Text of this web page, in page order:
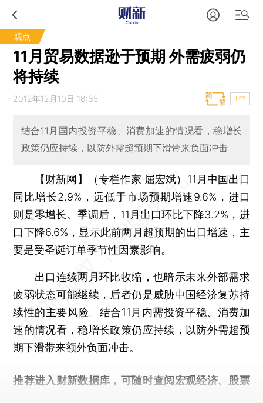
观点
11月贸易数据逊于预期 外需疲弱仍
将持续
2012年12月10日 18:35 T中
结合11月国内投资平稳、消费加速的情况看，稳增长
政策仍应持续，以防外需超预期下滑带来负面冲击
【财新网】（专栏作家 屈宏斌） 11月中国出口
同比增长2.9%，远低于市场预期增速9.6%，进口
则是零增长。季调后，11月出口环比下降3.2%，进
口下降6.6%，显示此前两月超预期的出口增速，主
要是受圣诞订单季节性因素影响。
出口连续两月环比收缩，也暗示未来外部需求
疲弱状态可能继续，后者仍是威胁中国经济复苏持
续性的主要风险。结合11月内需投资平稳、消费加
速的情况看，稳增长政策仍应持续，以防外需超预
期下滑带来额外负面冲击。
推荐进入 财新数据库 ，可随时查阅宏观经济、股票